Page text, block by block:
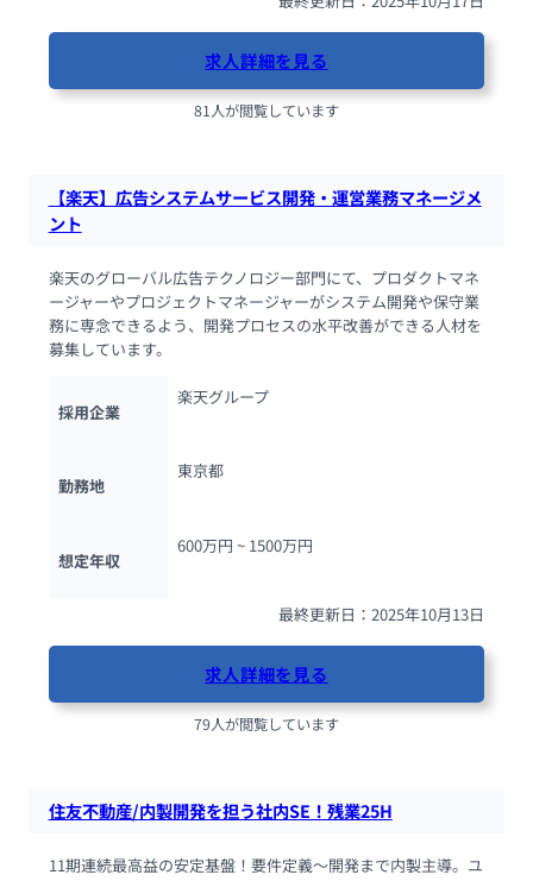
求人詳細を見る
81人が閲覧しています
【楽天】広告システムサービス開発・運営業務マネージメ
ント
楽天のグローバル広告テクノロジー部門にて、プロダクトマネ
ージャーやプロジェクトマネージャーがシステム開発や保守業
務に専念できるよう、開発プロセスの水平改善ができる人材を
募集しています。
採用企業
楽天グループ
勤務地
東京都
想定年収
600万円 ~ 1500万円
最終更新日：2025年10月13日
求人詳細を見る
79人が閲覧しています
住友不動産/内製開発を担う社内SE！残業25H
11期連続最高益の安定基盤！要件定義〜開発まで内製主導。ユ